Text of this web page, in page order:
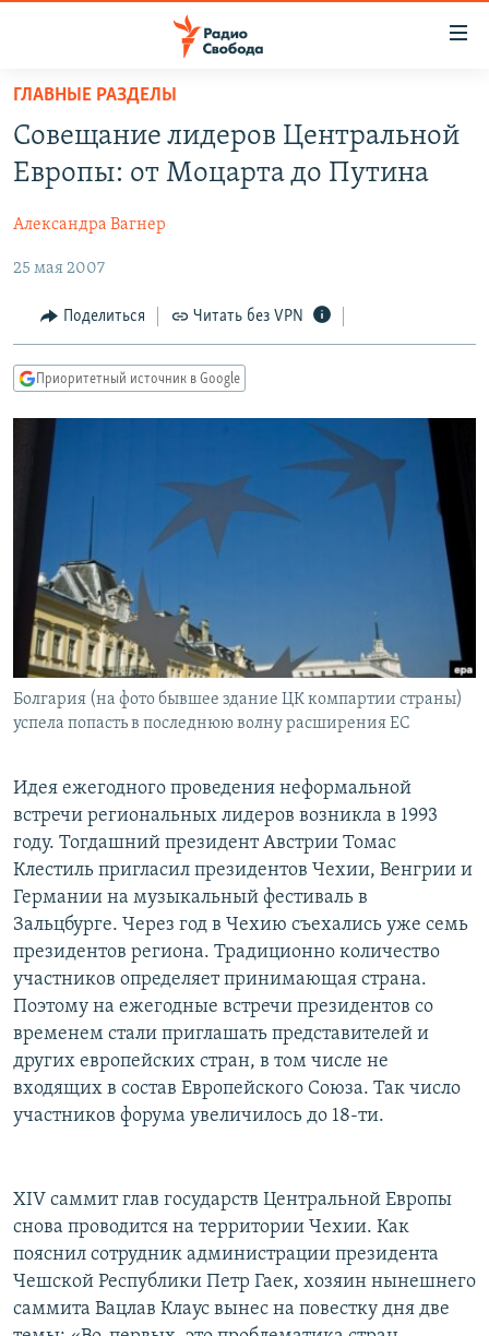
упрощенного
доступа
Вернуться
основному
Вернутся
главной
навигации
Вернутся
поиску
ПОДКАСТЫ
АВТОРСКИЕ ПРОЕКТЫ
ЦИТАТЫ СВОБОДЫ
МНЕНИЯ
КУЛЬТУРА
IDEL.РЕАЛИИ
КАВКАЗ.РЕАЛИИ
СЕВЕР.РЕАЛИИ
СИБИРЬ.РЕАЛИИ
РАСПИСАНИЕ ВЕЩАНИЯ
ПОДПИШИТЕСЬ НА РАССЫЛКУ
СОЦИАЛЬНЫЕ СЕТИ
ГЛАВНЫЕ РАЗДЕЛЫ
Совещание лидеров Центральной
Европы: от Моцарта до Путина
Александра Вагнер
25 мая 2007
Поделиться Читать без VPN
Приоритетный источник в Google
Болгария (на фото бывшее здание ЦК компартии страны)
успела попасть в последнюю волну расширения ЕС
Идея ежегодного проведения неформальной
встречи региональных лидеров возникла в 1993
году. Тогдашний президент Австрии Томас
Клестиль пригласил президентов Чехии, Венгрии и
Германии на музыкальный фестиваль в
Зальцбурге. Через год в Чехию съехались уже семь
президентов региона. Традиционно количество
участников определяет принимающая страна.
Поэтому на ежегодные встречи президентов со
временем стали приглашать представителей и
других европейских стран, в том числе не
входящих в состав Европейского Союза. Так число
участников форума увеличилось до 18-ти.
XIV саммит глав государств Центральной Европы
снова проводится на территории Чехии. Как
пояснил сотрудник администрации президента
Чешской Республики Петр Гаек, хозяин нынешнего
саммита Вацлав Клаус вынес на повестку дня две